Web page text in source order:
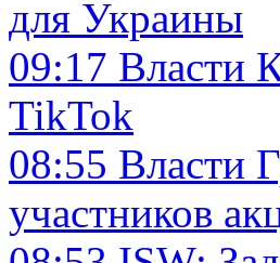
для Украины
09:17 Власти
TikTok
08:55 Власти
участников